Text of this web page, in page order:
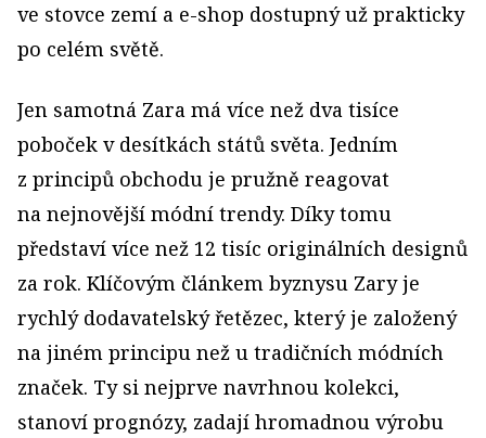
ve stovce zemí a e-shop dostupný už prakticky
po celém světě.
Jen samotná Zara má více než dva tisíce
poboček v desítkách států světa. Jedním
z principů obchodu je pružně reagovat
na nejnovější módní trendy. Díky tomu
představí více než 12 tisíc originálních designů
za rok. Klíčovým článkem byznysu Zary je
rychlý dodavatelský řetězec, který je založený
na jiném principu než u tradičních módních
značek. Ty si nejprve navrhnou kolekci,
stanoví prognózy, zadají hromadnou výrobu